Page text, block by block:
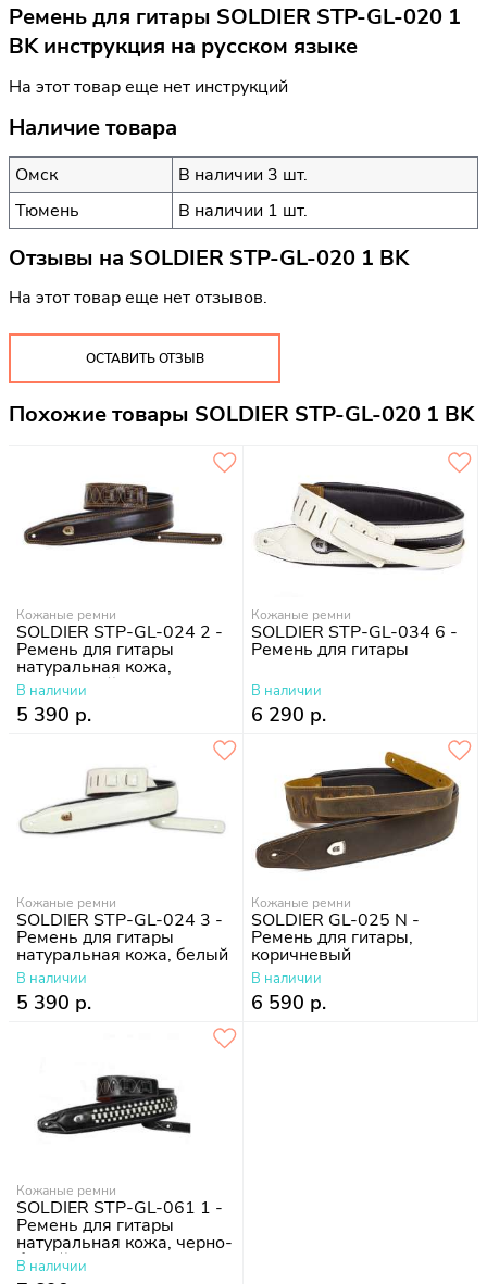
Ремень для гитары SOLDIER STP-GL-020 1
BK инструкция на русском языке
На этот товар еще нет инструкций
Наличие товара
Омск
В наличии 3 шт.
Тюмень
В наличии 1 шт.
Отзывы на SOLDIER STP-GL-020 1 BK
На этот товар еще нет отзывов.
ОСТАВИТЬ ОТЗЫВ
Похожие товары SOLDIER STP-GL-020 1 BK
Кожаные ремни
SOLDIER STP-GL-024 2 -
Ремень для гитары
натуральная кожа,
коричневый
В наличии
5 390 р.
Кожаные ремни
SOLDIER STP-GL-034 6 -
Ремень для гитары
В наличии
6 290 р.
Кожаные ремни
SOLDIER STP-GL-024 3 -
Ремень для гитары
натуральная кожа, белый
В наличии
5 390 р.
Кожаные ремни
SOLDIER GL-025 N -
Ремень для гитары,
коричневый
В наличии
6 590 р.
Кожаные ремни
SOLDIER STP-GL-061 1 -
Ремень для гитары
натуральная кожа, черно-
белый
В наличии